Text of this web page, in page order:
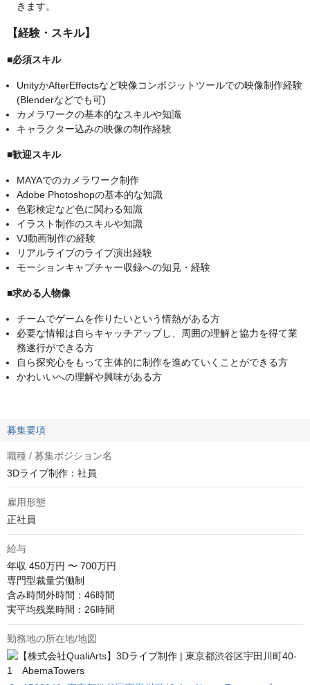
きます。
【経験・スキル】
■必須スキル
UnityかAfterEffectsなど映像コンポジットツールでの映像制作経験
(Blenderなどでも可)
カメラワークの基本的なスキルや知識
キャラクター込みの映像の制作経験
■歓迎スキル
MAYAでのカメラワーク制作
Adobe Photoshopの基本的な知識
色彩検定など色に関わる知識
イラスト制作のスキルや知識
VJ動画制作の経験
リアルライブのライブ演出経験
モーションキャプチャー収録への知見・経験
■求める人物像
チームでゲームを作りたいという情熱がある方
必要な情報は自らキャッチアップし、周囲の理解と協力を得て業
務遂行ができる方
自ら探究心をもって主体的に制作を進めていくことができる方
かわいいへの理解や興味がある方
募集要項
職種 / 募集ポジション名
3Dライブ制作：社員
雇用形態
正社員
給与
年収 450万円 〜 700万円
専門型裁量労働制
含み時間外時間：46時間
実平均残業時間：26時間
勤務地の所在地/地図